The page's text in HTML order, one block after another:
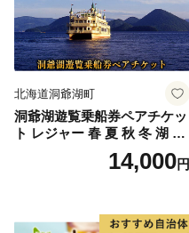
北海道洞爺湖町
洞爺湖遊覧乗船券ペアチケッ
ト レジャー 春 夏 秋 冬 湖 人
気 パワースポット 北海道 洞
爺湖町 入場券 優待券 ふるさ
ベル ご褒美 記念日 癒し ジオ
14,000円